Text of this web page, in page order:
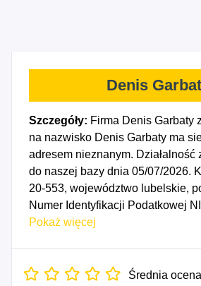
Denis
Szczegóły: Firma Denis Garbaty
na nazwisko Denis Garbaty ma
adresem nieznanym. Działalność
do naszej bazy dnia 05/07/2026.
20-553, województwo lubelskie,
Numer Identyfikacji Podatkowej
7123515277, a numer
na dzień 02/07/2026. Wybrane
Pokaż więcej
Średnia